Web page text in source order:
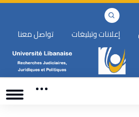
إعلانات وتبليغات تواصل معنا